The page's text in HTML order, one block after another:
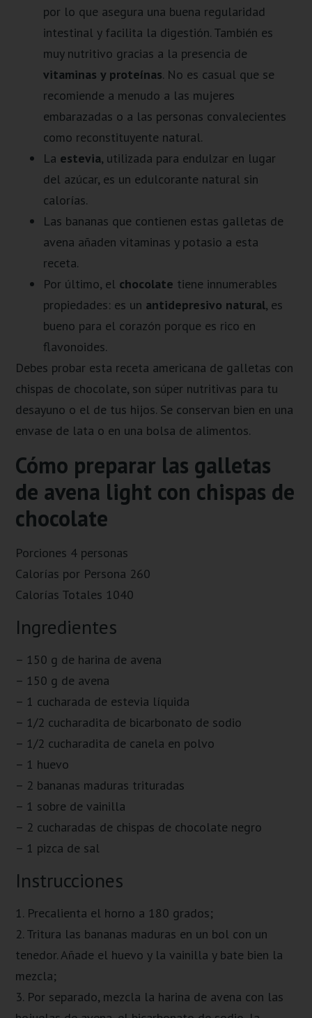
por lo que asegura una buena regularidad
intestinal y facilita la digestión. También es
muy nutritivo gracias a la presencia de
vitaminas y proteínas. No es casual que se
recomiende a menudo a las mujeres
embarazadas o a las personas convalecientes
como reconstituyente natural.
La estevia, utilizada para endulzar en lugar
del azúcar, es un edulcorante natural sin
calorías.
Las bananas que contienen estas galletas de
avena añaden vitaminas y potasio a esta
receta.
Por último, el chocolate tiene innumerables
propiedades: es un antidepresivo natural, es
bueno para el corazón porque es rico en
flavonoides.
Debes probar esta receta americana de galletas con
chispas de chocolate, son súper nutritivas para tu
desayuno o el de tus hijos. Se conservan bien en una
envase de lata o en una bolsa de alimentos.
Cómo preparar las galletas
de avena light con chispas de
chocolate
Porciones 4 personas
Calorías por Persona 260
Calorías Totales 1040
Ingredientes
– 150 g de harina de avena
– 150 g de avena
– 1 cucharada de estevia líquida
– 1/2 cucharadita de bicarbonato de sodio
– 1/2 cucharadita de canela en polvo
– 1 huevo
– 2 bananas maduras trituradas
– 1 sobre de vainilla
– 2 cucharadas de chispas de chocolate negro
– 1 pizca de sal
Instrucciones
1. Precalienta el horno a 180 grados;
2. Tritura las bananas maduras en un bol con un
tenedor. Añade el huevo y la vainilla y bate bien la
mezcla;
3. Por separado, mezcla la harina de avena con las